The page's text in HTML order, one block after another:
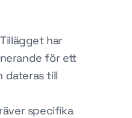
har
för ett
dateras till
specifika